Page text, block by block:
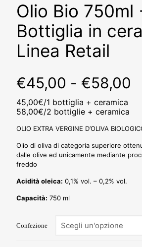
Olio Bio 750ml
Bottiglia in
Linea Retail
€45,00 - €58,00
a
45,00€/1 bottiglia + ceramica
58,00€/2 bottiglie + ceramica
OLIO EXTRA VERGINE D’OLIVA
Olio di oliva di categoria superiore
dalle olive ed unicamente mediante
freddo
Acidità oleica: 0,1% vol. – 0,2% vol.
Capacità: 750 ml
Confezione